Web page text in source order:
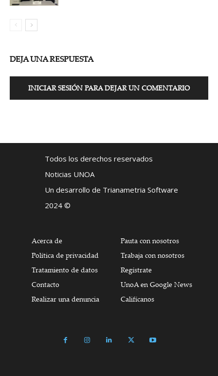
DEJA UNA RESPUESTA
INICIAR SESIÓN PARA DEJAR UN COMENTARIO
Todos los derechos reservados
Noticias UNOA
Un desarrollo de Trianametria Software
2024 ©
Acerca de
Política de privacidad
Tratamiento de datos
Contacto
Realizar una denuncia
Pauta con nosotros
Trabaja con nosotros
Regístrate
UnoA en Google News
Califícanos